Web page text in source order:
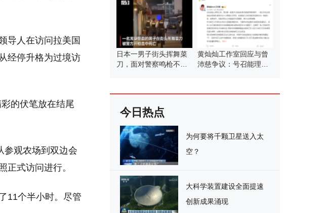
导人在访问拉美国
经停升格为过境访
的伏笔放在结尾
参观农场到双边会
正式访问进行。
11个半小时。尽管
日本一男子街头挥舞菜
刀，面对警察鸣枪不退
黄灿灿工作室回应与曾
沛慈争议：号召能理智
今日热点
为何要将千颗卫星送入太
空？
大科学装置建设全面提速
创新成果涌现